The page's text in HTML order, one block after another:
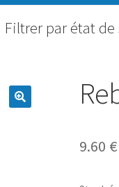
Filtrer par état de
9.60 €